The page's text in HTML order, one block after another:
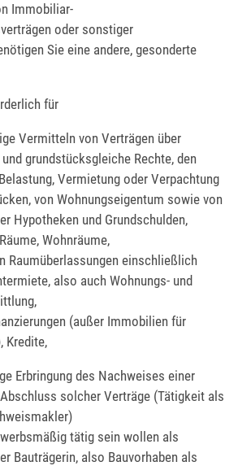
Immobiliar-
oder sonstiger
Sie eine andere, gesonderte
für
Vermitteln von Verträgen über
grundstücksgleiche Rechte, den
Vermietung oder Verpachtung
von Wohnungseigentum sowie von
Hypotheken und Grundschulden,
Wohnräume,
Raumüberlassungen einschließlich
also auch Wohnungs- und
(außer Immobilien für
Kredite,
Erbringung des Nachweises einer
solcher Verträge (Tätigkeit als
tätig sein wollen als
Bauträgerin, also Bauvorhaben als